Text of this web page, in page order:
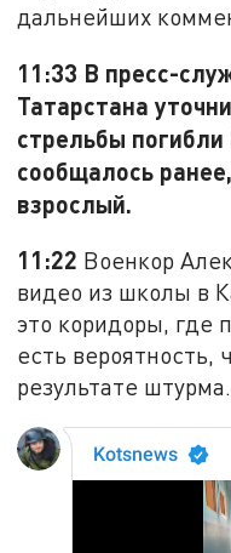
дальнейших
11:33 В пресс-
Татарстана
стрельбы погибли
сообщалось
взрослый.
11:22 Военкор
видео из школы в
это коридоры, где
есть вероятность,
результате штурма.